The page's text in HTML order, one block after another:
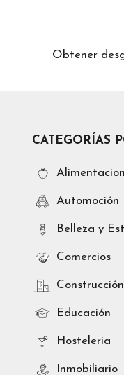
Obtener
CATEGORÍAS
Alimentacion
Automoción
Belleza y
Comercios
Construcción
Educación
Hosteleria
Inmobiliario